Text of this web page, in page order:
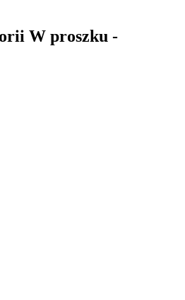
W proszku -